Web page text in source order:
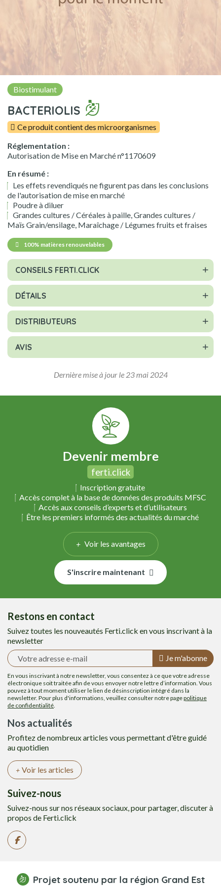
Biostimulant
BACTERIOLIS
Ce produit contient des microorganismes
Réglementation :
Autorisation de Mise en Marché n°1170609
En résumé :
Les effets revendiqués ne figurent pas dans les conclusions
de l'autorisation de mise en marché
Poudre à diluer
Grandes cultures / Céréales à paille, Grandes cultures /
Maïs Grain/ensilage, Maraîchage / Légumes fruits et fraises
100% matières renouvelables
CONSEILS FERTI.CLICK
DÉTAILS
DISTRIBUTEURS
AVIS
Dernière mise à jour le 23 mai 2024
Devenir membre
ferti.click
Inscription gratuite
Accès complet à la base de données des produits MFSC
Accès aux conseils d’experts et d’utilisateurs
Être les premiers informés des actualités du marché
Voir les avantages
S'inscrire maintenant
Restons en contact
Suivez toutes les nouveautés Ferti.click en vous inscrivant à la
newsletter
Je m'abonne
En vous inscrivant à notre newsletter, vous consentez à ce que votre adresse
électronique soit traitée afin de vous envoyer notre lettre d’information. Vous
pouvez à tout moment utiliser le lien de désinscription intégré dans la
newsletter. Pour plus d'informations, veuillez consulter notre pagepolitique
de confidentialité
Nos actualités
Profitez de nombreux articles vous permettant d'être guidé
au quotidien
Voir les articles
Suivez-nous
Suivez-nous sur nos réseaux sociaux, pour partager, discuter à
propos de Ferti.click
Projet soutenu par la région Grand Est